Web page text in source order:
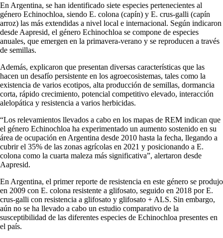
En Argentina, se han identificado siete especies pertenecientes al
género Echinochloa, siendo E. colona (capín) y E. crus-galli (capín
arroz) las más extendidas a nivel local e internacional. Según indicaron
desde Aapresid, el género Echinochloa se compone de especies
anuales, que emergen en la primavera-verano y se reproducen a través
de semillas.
Además, explicaron que presentan diversas características que las
hacen un desafío persistente en los agroecosistemas, tales como la
existencia de varios ecotipos, alta producción de semillas, dormancia
corta, rápido crecimiento, potencial competitivo elevado, interacción
alelopática y resistencia a varios herbicidas.
“Los relevamientos llevados a cabo en los mapas de REM indican que
el género Echinochloa ha experimentado un aumento sostenido en su
área de ocupación en Argentina desde 2010 hasta la fecha, llegando a
cubrir el 35% de las zonas agrícolas en 2021 y posicionando a E.
colona como la cuarta maleza más significativa”, alertaron desde
Aapresid.
En Argentina, el primer reporte de resistencia en este género se produjo
en 2009 con E. colona resistente a glifosato, seguido en 2018 por E.
crus-galli con resistencia a glifosato y glifosato + ALS. Sin embargo,
aún no se ha llevado a cabo un estudio comparativo de la
susceptibilidad de las diferentes especies de Echinochloa presentes en
el país.